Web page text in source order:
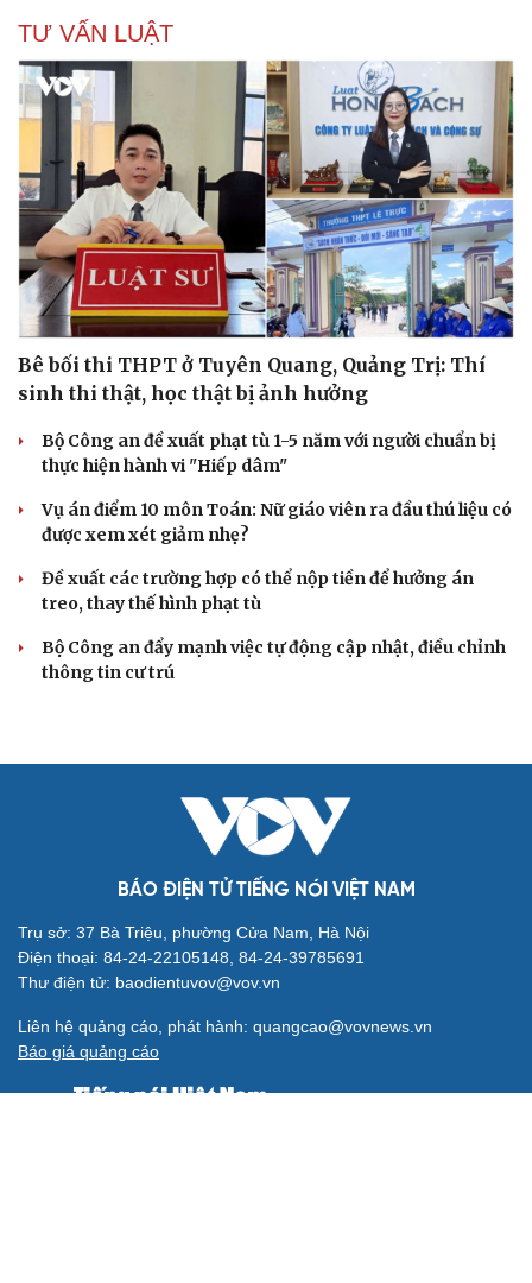
TƯ VẤN LUẬT
Bê bối thi THPT ở Tuyên Quang, Quảng Trị: Thí
sinh thi thật, học thật bị ảnh hưởng
Bộ Công an đề xuất phạt tù 1-5 năm với người chuẩn bị
thực hiện hành vi "Hiếp dâm"
Vụ án điểm 10 môn Toán: Nữ giáo viên ra đầu thú liệu có
được xem xét giảm nhẹ?
Đề xuất các trường hợp có thể nộp tiền để hưởng án
treo, thay thế hình phạt tù
Bộ Công an đẩy mạnh việc tự động cập nhật, điều chỉnh
thông tin cư trú
BÁO ĐIỆN TỬ TIẾNG NÓI VIỆT NAM
Trụ sở: 37 Bà Triệu, phường Cửa Nam, Hà Nội
Điện thoại: 84-24-22105148, 84-24-39785691
Thư điện tử: baodientuvov@vov.vn
Liên hệ quảng cáo, phát hành: quangcao@vovnews.vn
Báo giá quảng cáo